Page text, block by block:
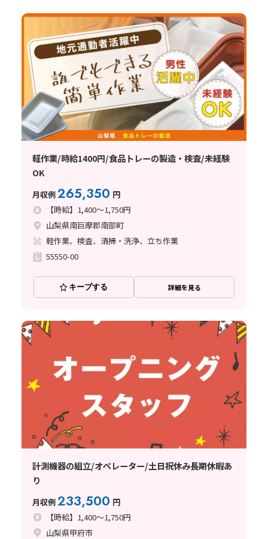
軽作業/時給1400円/食品トレーの製造・検査/未経験
OK
月収例265,350 円
【時給】1,400～1,750円
山梨県南巨摩郡南部町
軽作業、検査、清掃・洗浄、立ち作業
55550-00
キープする 詳細を見る
計測機器の組立/オペレーター/土日祝休み長期休暇あ
り
月収例233,500 円
【時給】1,400～1,750円
山梨県甲府市